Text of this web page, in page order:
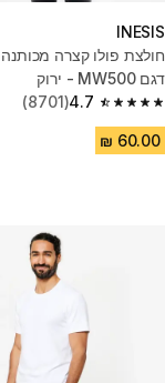
INESIS
חולצת פולו קצרה מכותנה
דגם MW500 - ירוק
4.7
4.7 out of 5 stars from 8701 reviews
(8701)